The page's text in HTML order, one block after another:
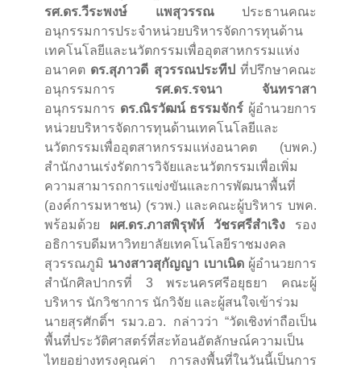
รศ.ดร.วีระพงษ์ แพสุวรรณประธานคณะ
อนุกรรมการประจำหน่วยบริหารจัดการทุนด้าน
เทคโนโลยีและนวัตกรรมเพื่ออุตสาหกรรมแห่ง
อนาคต ดร.สุภาวดี สุวรรณประทีป ที่ปรึกษาคณะ
อนุกรรมการ รศ.ดร.รจนา จันทราสา
อนุกรรมการ ดร.ณิรวัฒน์ ธรรมจักร์ ผู้อำนวยการ
หน่วยบริหารจัดการทุนด้านเทคโนโลยีและ
นวัตกรรมเพื่ออุตสาหกรรมแห่งอนาคต (บพค.)
สำนักงานเร่งรัดการวิจัยและนวัตกรรมเพื่อเพิ่ม
ความสามารถการแข่งขันและการพัฒนาพื้นที่
(องค์การมหาชน) (รวพ.) และคณะผู้บริหาร บพค.
พร้อมด้วย ผศ.ดร.ภาสพิรุฬห์ วัชรศรีสำเริง รอง
อธิการบดีมหาวิทยาลัยเทคโนโลยีราชมงคล
สุวรรณภูมิ นางสาวสุกัญญา เบาเนิดผู้อำนวยการ
สำนักศิลปากรที่ 3 พระนครศรีอยุธยา คณะผู้
บริหาร นักวิชาการ นักวิจัย และผู้สนใจเข้าร่วม
นายสุรศักดิ์ฯ รมว.อว. กล่าวว่า “วัดเชิงท่าถือเป็น
พื้นที่ประวัติศาสตร์ที่สะท้อนอัตลักษณ์ความเป็น
ไทยอย่างทรงคุณค่า การลงพื้นที่ในวันนี้เป็นการ